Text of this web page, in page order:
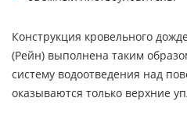
Конструкция кровельного
(Рейн) выполнена таким
систему водоотведения над
оказываются только верхние